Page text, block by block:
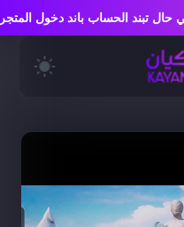
في حال تبند الحساب باند دخول